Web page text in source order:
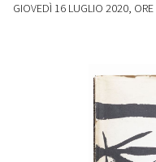
GIOVEDÌ 16 LUGLIO 2020, ORE